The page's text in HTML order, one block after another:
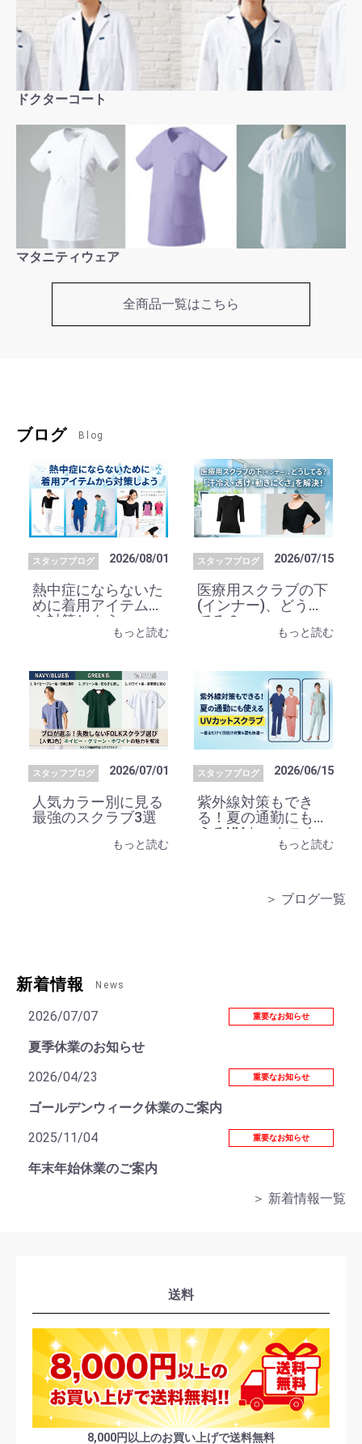
お買い物を続ける
ドクターコート
マタニティウェア
全商品一覧はこちら
ブログ Blog
スタッフブログ 2026/08/01
熱中症にならないた
めに着用アイテムか
ら対策しよう
もっと読む
スタッフブログ 2026/07/15
医療用スクラブの下
(インナー)、どうし
てる？
もっと読む
スタッフブログ 2026/07/01
人気カラー別に見る
最強のスクラブ3選
もっと読む
スタッフブログ 2026/06/15
紫外線対策もでき
る！夏の通勤にも使
えるUVカットスク
もっと読む
＞ ブログ一覧
新着情報 News
2026/07/07 重要なお知らせ
夏季休業のお知らせ
2026/04/23
重要なお知らせ
ゴールデンウィーク休業のご案内
2025/11/04
重要なお知らせ
年末年始休業のご案内
＞ 新着情報一覧
送料
8,000円以上のお買い上げで送料無料